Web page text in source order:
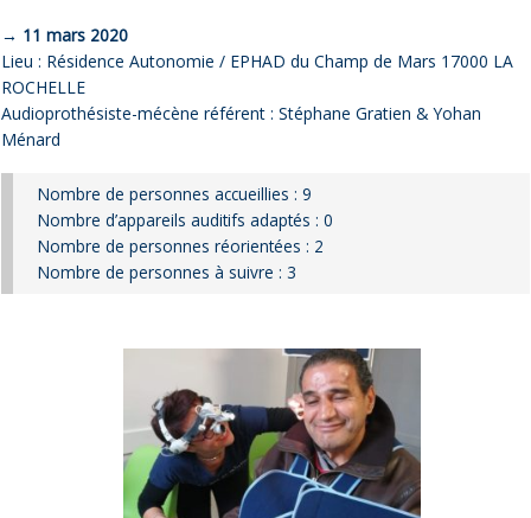
→ 11 mars 2020
Lieu : Résidence Autonomie / EPHAD du Champ de Mars 17000 LA
ROCHELLE
Audioprothésiste-mécène référent : Stéphane Gratien & Yohan
Ménard
Nombre de personnes accueillies : 9
Nombre d’appareils auditifs adaptés : 0
Nombre de personnes réorientées : 2
Nombre de personnes à suivre : 3